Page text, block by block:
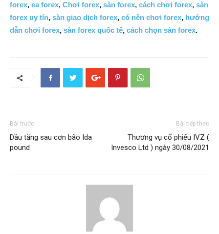
forex, ea forex, Chơi forex, sàn forex, cách chơi forex, sàn
forex uy tín, sàn giao dịch forex, có nên chơi forex, hướng
dẫn chơi forex, sàn forex quốc tế, cách chọn sàn forex.
Bài trước
Dầu tăng sau cơn bão Ida
pound
Bài tiếp theo
Thương vụ cổ phiếu IVZ (
Invesco Ltd ) ngày 30/08/2021